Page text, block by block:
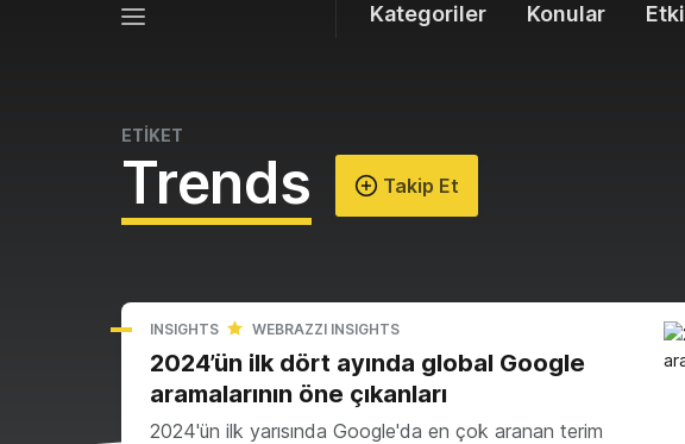
Kategoriler Konular
ETİKET
Trends Takip Et
INSIGHTS WEBRAZZI INSIGHTS
2024’ün ilk dört ayında global Google
aramalarının öne çıkanları
2024'ün ilk yarısında Google'da en çok aranan terim